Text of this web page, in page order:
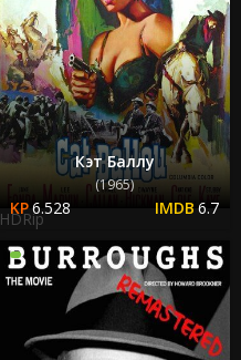
Кэт Баллу
(1965)
6.528 6.7
HDRip